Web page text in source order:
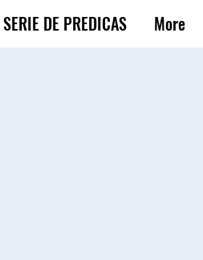
SERIE DE PREDICAS More